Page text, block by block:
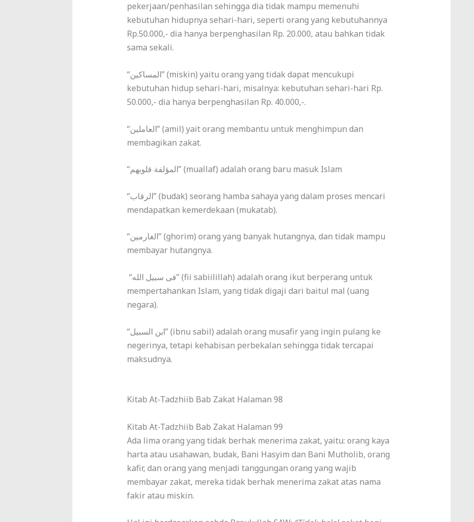
pekerjaan/penhasilan sehingga dia tidak mampu memenuhi
kebutuhan hidupnya sehari-hari, seperti orang yang kebutuhannya
Rp.50.000,- dia hanya berpenghasilan Rp. 20.000, atau bahkan tidak
sama sekali.
“المساكين” (miskin) yaitu orang yang tidak dapat mencukupi
kebutuhan hidup sehari-hari, misalnya: kebutuhan sehari-hari Rp.
50.000,- dia hanya berpenghasilan Rp. 40.000,-.
“العاملين” (amil) yait orang membantu untuk menghimpun dan
membagikan zakat.
“المؤلفة قلوبهم” (muallaf) adalah orang baru masuk Islam
“الرقاب” (budak) seorang hamba sahaya yang dalam proses mencari
mendapatkan kemerdekaan (mukatab).
“الغارمين” (ghorim) orang yang banyak hutangnya, dan tidak mampu
membayar hutangnya.
“فى سبيل الله” (fii sabiilillah) adalah orang ikut berperang untuk
mempertahankan Islam, yang tidak digaji dari baitul mal (uang
negara).
“ابن السبيل” (ibnu sabil) adalah orang musafir yang ingin pulang ke
negerinya, tetapi kehabisan perbekalan sehingga tidak tercapai
maksudnya.
Kitab At-Tadzhiib Bab Zakat Halaman 98
Kitab At-Tadzhiib Bab Zakat Halaman 99
Ada lima orang yang tidak berhak menerima zakat, yaitu: orang kaya
harta atau usahawan, budak, Bani Hasyim dan Bani Mutholib, orang
kafir, dan orang yang menjadi tanggungan orang yang wajib
membayar zakat, mereka tidak berhak menerima zakat atas nama
fakir atau miskin.